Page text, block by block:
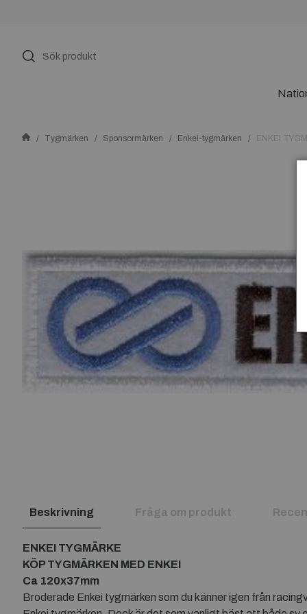
Tygmärken Sponsormärken Enkei-tygmärken ENKEI
Beskrivning Fråga om produkt
ENKEI TYGMÄRKE
KÖP TYGMÄRKEN MED ENKEI
Ca 120x37mm
Broderade Enkei tygmärken som du känner igen från